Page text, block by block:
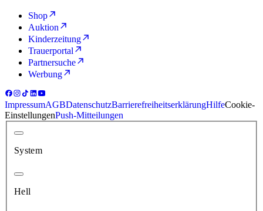
Shop
Auktion
Kinderzeitung
Trauerportal
Partnersuche
Werbung
ImpressumAGBDatenschutzBarrierefreiheitserklärungHilfeCookie-
EinstellungenPush-Mitteilungen
System
Hell